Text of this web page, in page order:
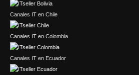
Canales IT en Chile
Canales IT en Colombia
Canales IT en Ecuador